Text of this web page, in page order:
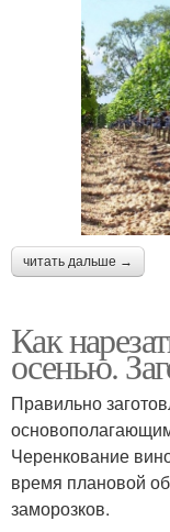
читать дальше →
Как
осенью.
Правильно
Черенкование
время плановой
заморозков.